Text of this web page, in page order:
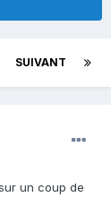
SUIVANT
un coup de